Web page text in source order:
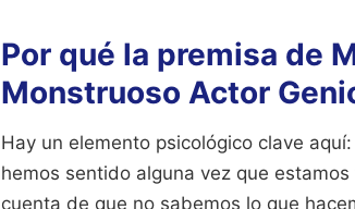
Por qué la premisa de
Monstruoso Actor
Hay un elemento psicológico clave
hemos sentido alguna vez que
cuenta de que no sabemos lo que